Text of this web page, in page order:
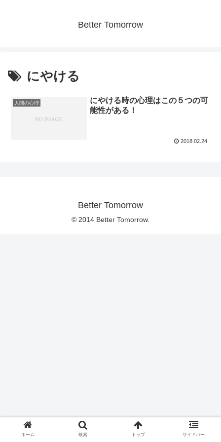
Better Tomorrow
にやける
人間の心理
にやける時の心理はこの５つの可
能性がある！
2018.02.24
Better Tomorrow
© 2014 Better Tomorrow.
ホーム 検索 トップ サイドバー